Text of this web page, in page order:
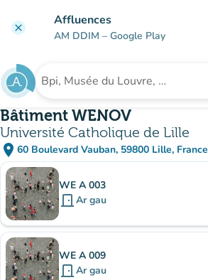
clear Affluences
AM DDIM – Google Play
Chwilio am sefydliad
Bâtiment WENOV
Université Catholique de Lille
place 60 Boulevard Vauban, 59800 Lille, France
(agor yn Google Maps)
(tab newydd)
Is-sefydliadau
WE A 003
door_front Ar gau
WE A 009
door_front Ar gau